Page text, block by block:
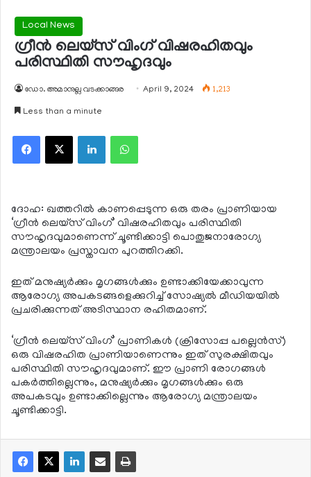
Local News
ഗ്രീന്‍ ലെയ്സ് വിംഗ് വിഷരഹിതവും
പരിസ്ഥിതി സൗഹൃദവും
ഡോ. അമാനുല്ല വടക്കാങ്ങര April 9, 2024 1,213
Less than a minute
Facebook
X LinkedInWhatsApp
ദോഹ: ഖത്തറില്‍ കാണപ്പെടുന്ന ഒരു തരം പ്രാണിയായ
‘ഗ്രീന്‍ ലെയ്സ് വിംഗ്’ വിഷരഹിതവും പരിസ്ഥിതി
സൗഹൃദവുമാണെന്ന് ചൂണ്ടിക്കാട്ടി പൊതുജനാരോഗ്യ
മന്ത്രാലയം പ്രസ്താവന പുറത്തിറക്കി.
ഇത് മനുഷ്യര്‍ക്കും മൃഗങ്ങള്‍ക്കും ഉണ്ടാക്കിയേക്കാവുന്ന
ആരോഗ്യ അപകടങ്ങളെക്കുറിച്ച് സോഷ്യല്‍ മീഡിയയില്‍
പ്രചരിക്കുന്നത് അടിസ്ഥാന രഹിതമാണ്.
‘ഗ്രീന്‍ ലെയ്സ് വിംഗ്’ പ്രാണികള്‍ (ക്രിസോപ്പ പല്ലെന്‍സ്)
ഒരു വിഷരഹിത പ്രാണിയാണെന്നും ഇത് സുരക്ഷിതവും
പരിസ്ഥിതി സൗഹൃദവുമാണ്. ഈ പ്രാണി രോഗങ്ങള്‍
പകര്‍ത്തില്ലെന്നും, മനുഷ്യര്‍ക്കും മൃഗങ്ങള്‍ക്കും ഒരു
അപകടവും ഉണ്ടാക്കില്ലെന്നും ആരോഗ്യ മന്ത്രാലയം
ചൂണ്ടിക്കാട്ടി.